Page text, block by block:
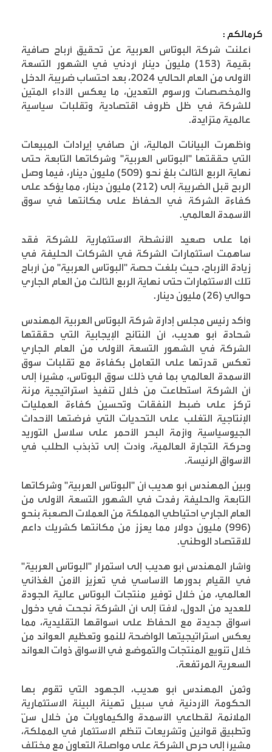
كرمالكم :
أعلنت شركة البوتاس العربية عن تحقيق أرباح صافية
بقيمة (153) مليون دينار أردني في الشهور التسعة
الأولى من العام الحالي 2024، بعد احتساب ضريبة الدخل
والمخصصات ورسوم التعدين، ما يعكس الأداء المتين
للشركة في ظل ظروف اقتصادية وتقلبات سياسية
عالمية متزايدة.
وأظهرت البيانات المالية، أن صافي إيرادات المبيعات
التي حققتها "البوتاس العربية" وشركاتها التابعة حتى
نهاية الربع الثالث بلغ نحو (509) مليون دينار، فيما وصل
الربح قبل الضريبة إلى (212) مليون دينار، مما يؤكد على
كفاءة الشركة في الحفاظ على مكانتها في سوق
الأسمدة العالمي.
أما على صعيد الأنشطة الاستثمارية للشركة فقد
ساهمت استثمارات الشركة في الشركات الحليفة في
زيادة الأرباح، حيث بلغت حصة "البوتاس العربية" من أرباح
تلك الاستثمارات حتى نهاية الربع الثالث من العام الجاري
حوالي (26) مليون دينار
.
وأكد رئيس مجلس إدارة شركة البوتاس العربية المهندس
شحادة أبو هديب، أن النتائج الإيجابية التي حققتها
الشركة في الشهور التسعة الأولى من العام الجاري
تعكس قدرتها على التعامل بكفاءة مع تقلبات سوق
الأسمدة العالمي بما في ذلك سوق البوتاس، مشيراً إلى
أن الشركة استطاعت من خلال تنفيذ استراتيجية مرنة
تركز على ضبط النفقات وتحسين كفاءة العمليات
الإنتاجية التغلب على التحديات التي فرضتها الأحداث
الجيوسياسية وأزمة البحر الأحمر على سلاسل التوريد
وحركة التجارة العالمية، وأدت إلى تذبذب الطلب في
الأسواق الرئيسة.
وبين المهندس أبو هديب أن "البوتاس العربية" وشركاتها
التابعة والحليفة رفدت في الشهور التسعة الأولى من
العام الجاري احتياطي المملكة من العملات الصعبة بنحو
(996) مليون دولار مما يعزز من مكانتها كشريك داعم
للاقتصاد الوطني.
وأشار المهندس أبو هديب إلى استمرار "البوتاس العربية"
في القيام بدورها الأساسي في تعزيز الأمن الغذائي
العالمي، من خلال توفير منتجات البوتاس عالية الجودة
للعديد من الدول، لافتاً إلى أن الشركة نجحت في دخول
أسواق جديدة مع الحفاظ على أسواقها التقليدية، مما
يعكس استراتيجيتها الواضحة للنمو وتعظيم العوائد من
خلال تنويع المنتجات والتموضع في الأسواق ذوات العوائد
السعرية المرتفعة.
وثمن المهندس أبو هديب، الجهود التي تقوم بها
الحكومة الأردنية في سبيل تهيئة البيئة الاستثمارية
الملائمة لقطاعي الأسمدة والكيماويات من خلال سنّ
وتطبيق قوانين وتشريعات تنظم الاستثمار في المملكة،
مشيراً إلى حرص الشركة على مواصلة التعاون مع مختلف